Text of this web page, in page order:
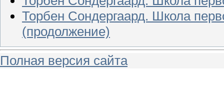
Торбен Сондергаард. Школа
(продолжение)
Полная версия сайта